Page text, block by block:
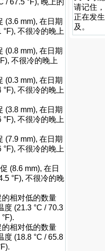
/ 67.5 °F), 晚上的
(3.6 mm), 在日期
°F), 不很冷的晚上
(0.8 mm), 在日期
不很冷的晚上
(0.3 mm), 在日期
°F), 不很冷的晚上
(3.8 mm), 在日期
°F), 不很冷的晚上
(7.9 mm), 在日期
°F), 不很冷的晚上
(8.6 mm), 在日
°F), 不很冷的晚
的相对低的数量
度 (21.3 °C / 70.3
的相对低的数量
度 (18.8 °C / 65.8
请记住
正在发
及。